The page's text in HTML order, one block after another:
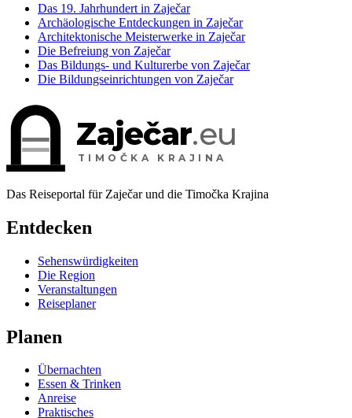
Das 19. Jahrhundert in Zaječar
Archäologische Entdeckungen in Zaječar
Architektonische Meisterwerke in Zaječar
Die Befreiung von Zaječar
Das Bildungs- und Kulturerbe von Zaječar
Die Bildungseinrichtungen von Zaječar
Zaječar.eu
TIMOČKA KRAJINA
Das Reiseportal für Zaječar und die Timočka Krajina
Entdecken
Sehenswürdigkeiten
Die Region
Veranstaltungen
Reiseplaner
Planen
Übernachten
Essen & Trinken
Anreise
Praktisches